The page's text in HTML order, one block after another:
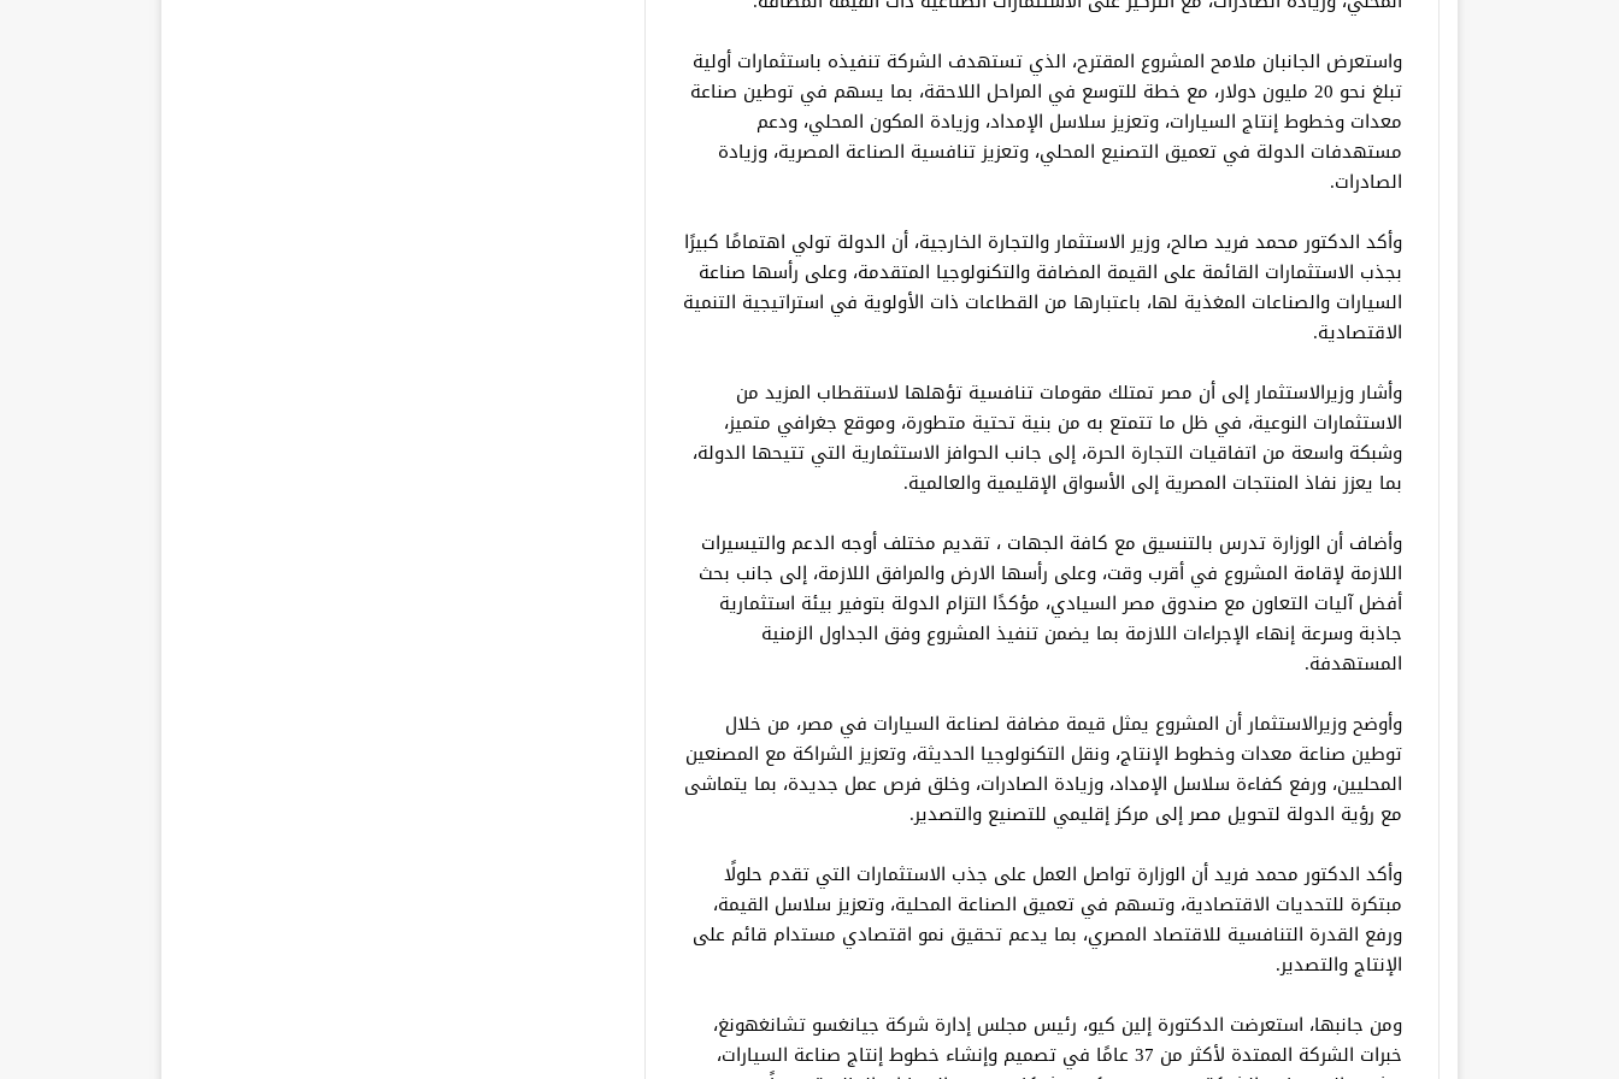
واستعرض الجانبان ملامح المشروع المقترح، الذي تستهدف الشركة تنفيذه باستثمارات أولية
تبلغ نحو 20 مليون دولار، مع خطة للتوسع في المراحل اللاحقة، بما يسهم في توطين صناعة
معدات وخطوط إنتاج السيارات، وتعزيز سلاسل الإمداد، وزيادة المكون المحلي، ودعم
مستهدفات الدولة في تعميق التصنيع المحلي، وتعزيز تنافسية الصناعة المصرية، وزيادة
الصادرات.
وأكد الدكتور محمد فريد صالح، وزير الاستثمار والتجارة الخارجية، أن الدولة تولي اهتمامًا كبيرًا
بجذب الاستثمارات القائمة على القيمة المضافة والتكنولوجيا المتقدمة، وعلى رأسها صناعة
السيارات والصناعات المغذية لها، باعتبارها من القطاعات ذات الأولوية في استراتيجية التنمية
الاقتصادية.
وأشار وزيرالاستثمار إلى أن مصر تمتلك مقومات تنافسية تؤهلها لاستقطاب المزيد من
الاستثمارات النوعية، في ظل ما تتمتع به من بنية تحتية متطورة، وموقع جغرافي متميز،
وشبكة واسعة من اتفاقيات التجارة الحرة، إلى جانب الحوافز الاستثمارية التي تتيحها الدولة،
بما يعزز نفاذ المنتجات المصرية إلى الأسواق الإقليمية والعالمية.
وأضاف أن الوزارة تدرس بالتنسيق مع كافة الجهات ، تقديم مختلف أوجه الدعم والتيسيرات
اللازمة لإقامة المشروع في أقرب وقت، وعلى رأسها الارض والمرافق اللازمة، إلى جانب بحث
أفضل آليات التعاون مع صندوق مصر السيادي، مؤكدًا التزام الدولة بتوفير بيئة استثمارية
جاذبة وسرعة إنهاء الإجراءات اللازمة بما يضمن تنفيذ المشروع وفق الجداول الزمنية
المستهدفة.
وأوضح وزيرالاستثمار أن المشروع يمثل قيمة مضافة لصناعة السيارات في مصر، من خلال
توطين صناعة معدات وخطوط الإنتاج، ونقل التكنولوجيا الحديثة، وتعزيز الشراكة مع المصنعين
المحليين، ورفع كفاءة سلاسل الإمداد، وزيادة الصادرات، وخلق فرص عمل جديدة، بما يتماشى
مع رؤية الدولة لتحويل مصر إلى مركز إقليمي للتصنيع والتصدير.
وأكد الدكتور محمد فريد أن الوزارة تواصل العمل على جذب الاستثمارات التي تقدم حلولًا
مبتكرة للتحديات الاقتصادية، وتسهم في تعميق الصناعة المحلية، وتعزيز سلاسل القيمة،
ورفع القدرة التنافسية للاقتصاد المصري، بما يدعم تحقيق نمو اقتصادي مستدام قائم على
الإنتاج والتصدير.
ومن جانبها، استعرضت الدكتورة إلين كيو، رئيس مجلس إدارة شركة جيانغسو تشانغهونغ،
خبرات الشركة الممتدة لأكثر من 37 عامًا في تصميم وإنشاء خطوط إنتاج صناعة السيارات،